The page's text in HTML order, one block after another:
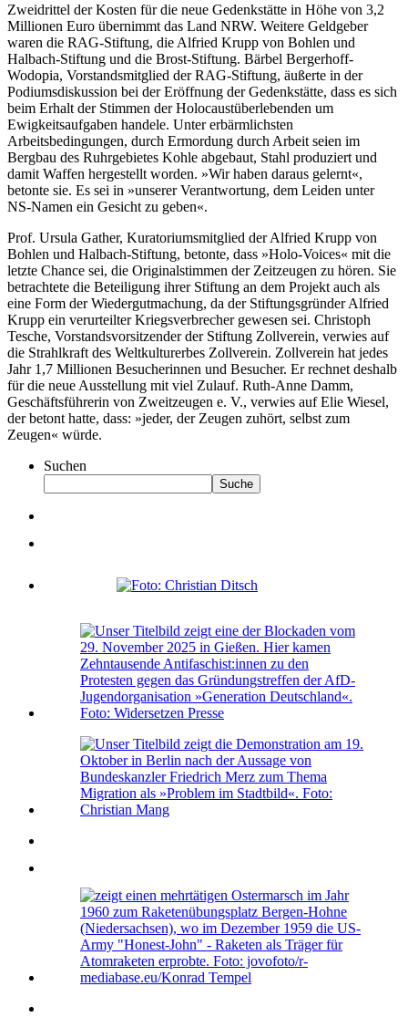
Zweidrittel der Kosten für die neue Gedenkstätte in Höhe von 3,2
Millionen Euro übernimmt das Land NRW. Weitere Geldgeber
waren die RAG-Stiftung, die Alfried Krupp von Bohlen und
Halbach-Stiftung und die Brost-Stiftung. Bärbel Bergerhoff-
Wodopia, Vorstandsmitglied der RAG-Stiftung, äußerte in der
Podiumsdiskussion bei der Eröffnung der Gedenkstätte, dass es sich
beim Erhalt der Stimmen der Holocaustüberlebenden um
Ewigkeitsaufgaben handele. Unter erbärmlichsten
Arbeitsbedingungen, durch Ermordung durch Arbeit seien im
Bergbau des Ruhrgebietes Kohle abgebaut, Stahl produziert und
damit Waffen hergestellt worden. »Wir haben daraus gelernt«,
betonte sie. Es sei in »unserer Verantwortung, dem Leiden unter
NS-Namen ein Gesicht zu geben«.
Prof. Ursula Gather, Kuratoriumsmitglied der Alfried Krupp von
Bohlen und Halbach-Stiftung, betonte, dass »Holo-Voices« mit die
letzte Chance sei, die Originalstimmen der Zeitzeugen zu hören. Sie
betrachtete die Beteiligung ihrer Stiftung an dem Projekt auch als
eine Form der Wiedergutmachung, da der Stiftungsgründer Alfried
Krupp ein verurteilter Kriegsverbrecher gewesen sei. Christoph
Tesche, Vorstandsvorsitzender der Stiftung Zollverein, verwies auf
die Strahlkraft des Weltkulturerbes Zollverein. Zollverein hat jedes
Jahr 1,7 Millionen Besucherinnen und Besucher. Er rechnet deshalb
für die neue Ausstellung mit viel Zulauf. Ruth-Anne Damm,
Geschäftsführerin von Zweitzeugen e. V., verwies auf Elie Wiesel,
der betont hatte, dass: »jeder, der Zeugen zuhört, selbst zum
Zeugen« würde.
Suchen
Suche